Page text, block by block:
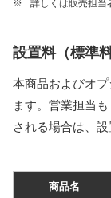
※ 詳しくは販売担当
設置料（標準料
本商品およびオ
ます。営業担当
される場合は、
商品名